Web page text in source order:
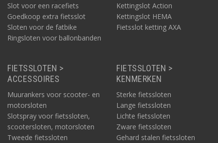
Slot voor een racefiets
Goedkoop extra fietsslot
Sloten voor de fatbike
Ringsloten voor ballonbanden
Kettingslot Action
Kettingslot HEMA
Fietsslot ketting AXA
FIETSSLOTEN >
ACCESSOIRES
Muurankers voor scooter- en
motorsloten
Slotspray voor fietssloten,
scootersloten, motorsloten
Tweede fietssloten
FIETSSLOTEN >
KENMERKEN
Sterke fietssloten
Lange fietssloten
Lichte fietssloten
Zware fietssloten
Gehard stalen fietssloten